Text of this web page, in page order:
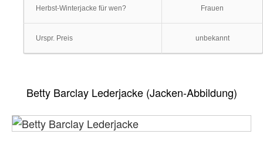
Herbst-Winterjacke für wen? Frauen
Urspr. Preis unbekannt
Betty Barclay Lederjacke (Jacken-Abbildung)